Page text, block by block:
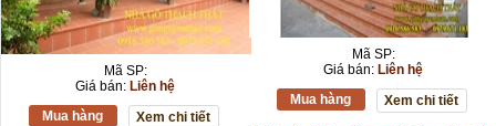
Mã SP:
Giá bán: Liên hệ
Mua hàng
Xem chi tiết
Mã SP:
Giá bán: Liên hệ
Mua hàng
Xem chi tiết